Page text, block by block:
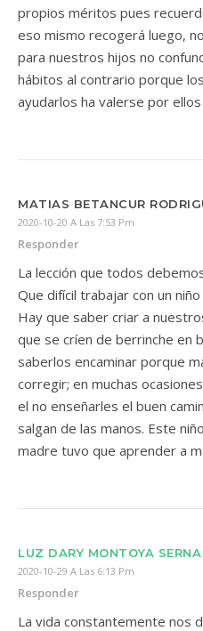
propios méritos pues
eso mismo recogerá luego,
para nuestros hijos no
hábitos al contrario porque
ayudarlos ha valerse por
MATIAS BETANCUR
2020-10-20 A Las 7:53 Pm
Responder
La lección que todos
Que difícil trabajar con un
Hay que saber criar a
que se críen de berrinche en
saberlos encaminar porque
corregir; en muchas
el no enseñarles el buen
salgan de las manos. Este
madre tuvo que aprender a
LUZ DARY MONTOYA SERNA
2020-10-29 A Las 6:13 Pm
Responder
La vida constantemente nos